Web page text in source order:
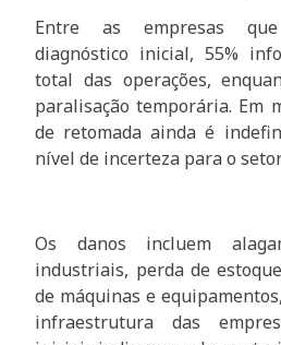
Entre as empresas
diagnóstico inicial, 55%
total das operações,
paralisação temporária. Em
de retomada ainda é
nível de incerteza para o
Os danos incluem
industriais, perda de
de máquinas e
infraestrutura das